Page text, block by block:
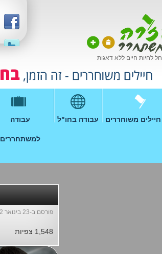
לחיות חיים ללא דאגות
חיילים משוחררים עבודה בחו"ל עבודה
למשתחררים
פורסם ב-23 בינואר 2012,
1,548 צפיות